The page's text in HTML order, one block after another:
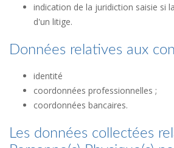
indication de la juridiction saisie si
d'un litige.
Données relatives aux
identité
coordonnées professionnelles ;
coordonnées bancaires.
Les données collectées